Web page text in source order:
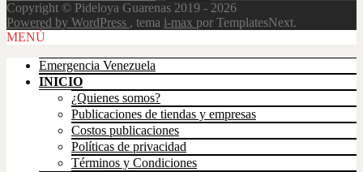
Copyright © Pideloya Guarenas 2019 - 2026
Powered by WordPress , tema i-max por TemplatesNext.
Scroll
MENÚ
Emergencia Venezuela
INICIO
¿Quienes somos?
Publicaciones de tiendas y empresas
Costos publicaciones
Políticas de privacidad
Términos y Condiciones